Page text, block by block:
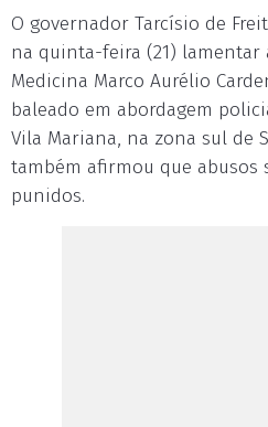
O governador Tarcísio de
na quinta-feira (21)
Medicina Marco Aurélio
baleado em abordagem
Vila Mariana, na zona sul de
também afirmou que abusos
punidos.